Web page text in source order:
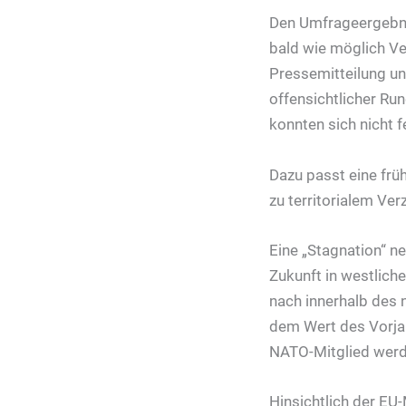
Den
bald wie möglich
Pressemitteilung
offensichtlicher
konnten sich nicht
Dazu passt eine
zu territorialem
Eine „Stagnation“
Zukunft in
nach innerhalb des
dem Wert des
NATO-Mitglied
Hinsichtlich der